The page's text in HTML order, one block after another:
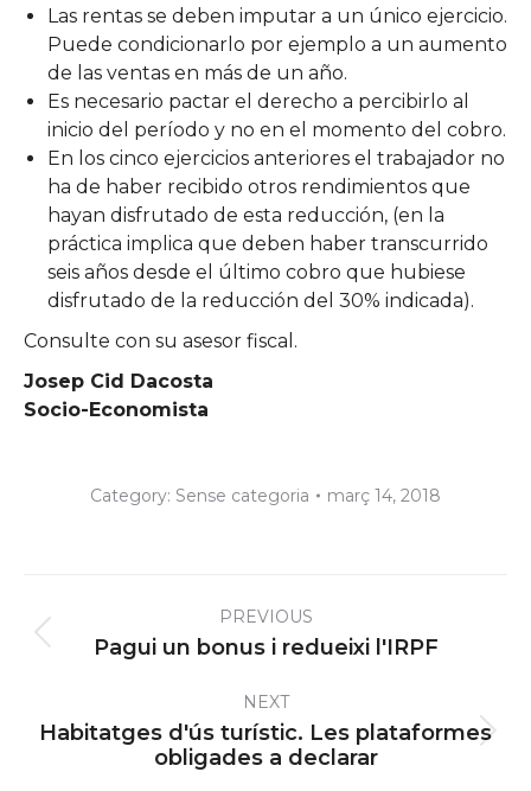
Las rentas se deben imputar a un único ejercicio.
Puede condicionarlo por ejemplo a un aumento
de las ventas en más de un año.
Es necesario pactar el derecho a percibirlo al
inicio del período y no en el momento del cobro.
En los cinco ejercicios anteriores el trabajador no
ha de haber recibido otros rendimientos que
hayan disfrutado de esta reducción, (en la
práctica implica que deben haber transcurrido
seis años desde el último cobro que hubiese
disfrutado de la reducción del 30% indicada).
Consulte con su asesor fiscal.
Josep Cid Dacosta
Socio-Economista
Category: Sense categoria març 14, 2018
navigationPREVIOUS
Previous
Pagui un bonus i redueixi l'IRPF
NEXT
Next
post:
Habitatges d'ús turístic. Les plataformes
obligades a declarar